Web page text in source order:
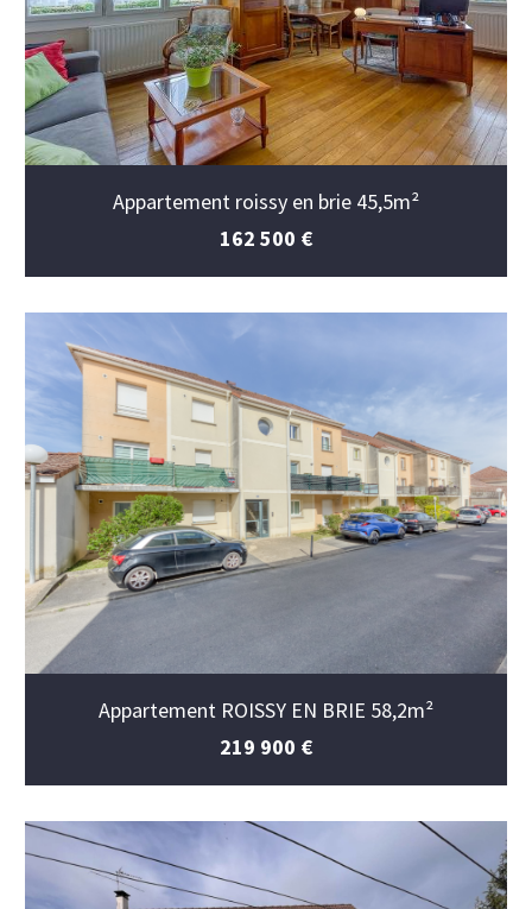
Appartement roissy en brie 45,5m²
162 500 €
Appartement ROISSY EN BRIE 58,2m²
219 900 €